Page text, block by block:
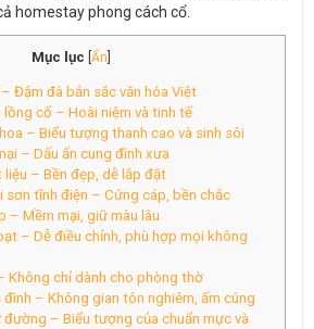
homestay phong cách cổ.
Mục lục Ẩn
Đậm đà bản sắc văn hóa Việt
lồng cổ – Hoài niệm và tinh tế
– Biểu tượng thanh cao và sinh sôi
– Dấu ấn cung đình xưa
liệu – Bền đẹp, dễ lắp đặt
sơn tĩnh điện – Cứng cáp, bền chắc
– Mềm mại, giữ màu lâu
– Dễ điều chỉnh, phù hợp mọi không
Không chỉ dành cho phòng thờ
– Không gian tôn nghiêm, ấm cúng
đường – Biểu tượng của chuẩn mực và